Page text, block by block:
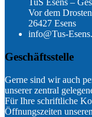
TuS Esens –
Vor dem
26427 Esens
info@Tus-
Geschäftsstelle
Gerne sind wir auch
unserer zentral
Für Ihre schriftliche
Öffnungszeiten